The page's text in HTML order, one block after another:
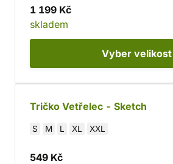
1 199 Kč
skladem
Vyber velikost
Tričko Vetřelec - Sketch
S M L XL XXL
549 Kč